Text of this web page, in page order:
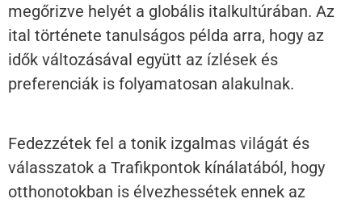
megőrizve helyét a globális italkultúrában. Az
ital története tanulságos példa arra, hogy az
idők változásával együtt az ízlések és
preferenciák is folyamatosan alakulnak.
Fedezzétek fel a tonik izgalmas világát és
válasszatok a Trafikpontok kínálatából, hogy
otthonotokban is élvezhessétek ennek az